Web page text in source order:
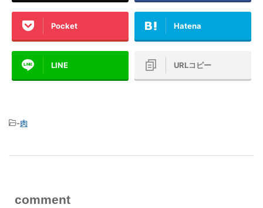
Pocket Hatena
LINE URLコピー
-肉
comment